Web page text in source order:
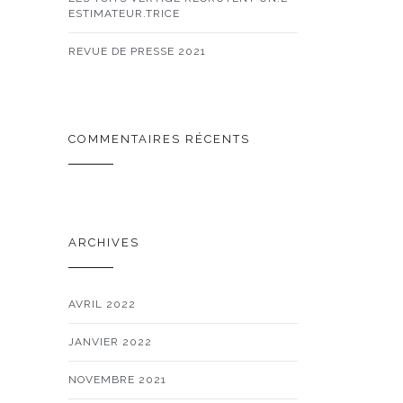
ESTIMATEUR.TRICE
REVUE DE PRESSE 2021
COMMENTAIRES RÉCENTS
ARCHIVES
AVRIL 2022
JANVIER 2022
NOVEMBRE 2021